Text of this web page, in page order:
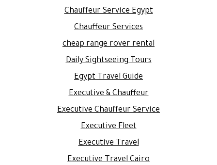
Chauffeur Service Egypt
Chauffeur Services
cheap range rover rental
Daily Sightseeing Tours
Egypt Travel Guide
Executive & Chauffeur
Executive Chauffeur Service
Executive Fleet
Executive Travel
Executive Travel Cairo